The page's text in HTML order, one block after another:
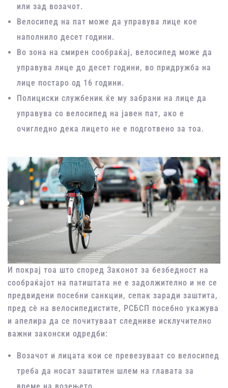
или зад возачот.
Велосипед на пат може да управува лице кое
наполнило десет години.
Во зона на смирен сообраќај, велосипед може да
управува лице до десет години, во придружба на
лице постаро од 16 години.
Полициски службеник ќе му забрани на лице да
управува со велосипед на јавен пат, ако е
очигледно дека лицето не е подготвено за тоа.
И покрај тоа што според Законот за безбедност на
сообраќајот на патиштата не е задолжително и не се
предвидени посебни санкции, сепак заради заштита,
пред сѐ на велосипедистите, РСБСП посебно укажува
и апелира да се почитуваат следниве исклучително
важни законски одредби:
Возачот и лицата кои се превезуваат со велосипед
треба да носат заштитен шлем на главата за